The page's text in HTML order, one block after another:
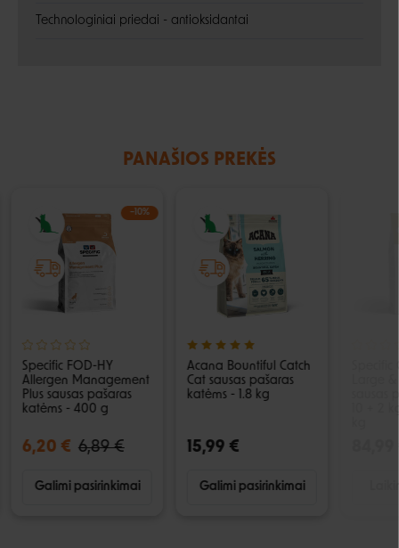
Technologiniai priedai - antioksidantai
PANAŠIOS PREKĖS
−10%
Specific FOD-HY
Allergen Management
Plus sausas pašaras
katėms - 400 g
6,20 € 6,89 €
Galimi pasirinkimai
Acana Bountiful Catch
Cat sausas pašaras
katėms - 1.8 kg
15,99 €
Galimi pasirinkimai